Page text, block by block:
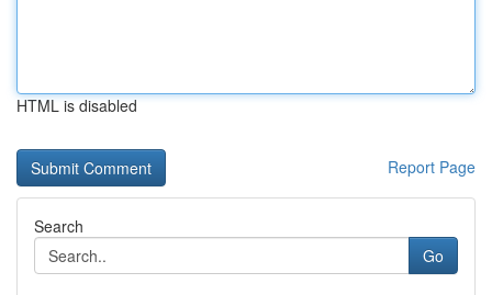
HTML is disabled
Report Page
Search
Go